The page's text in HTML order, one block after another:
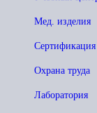
Мед. изделия
Сертификация
Охрана труда
Лаборатория